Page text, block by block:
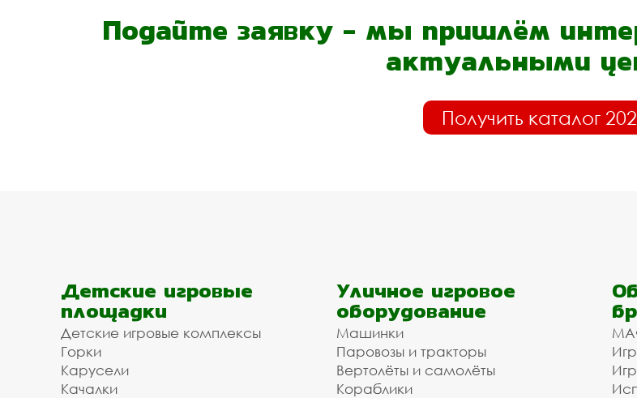
Подайте заявку - мы пришлём
актуальными
Получить каталог
Детские игровые
площадки
Детские игровые комплексы
Горки
Карусели
Качалки
Уличное игровое
оборудование
Машинки
Паровозы и тракторы
Вертолёты и самолёты
Кораблики